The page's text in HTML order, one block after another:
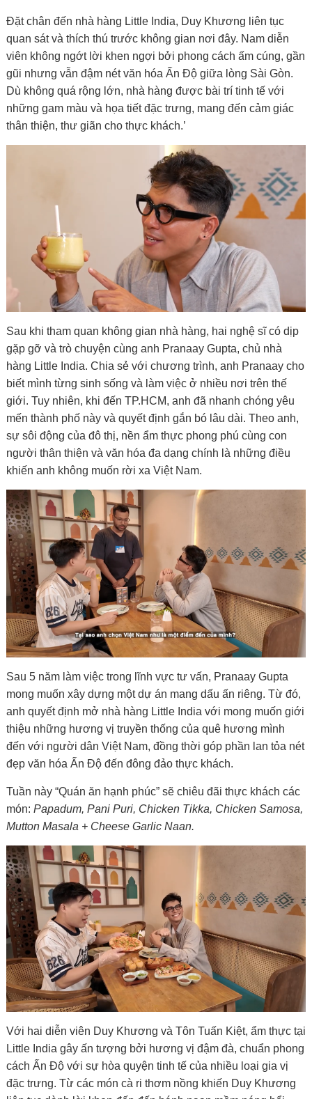
Đặt chân đến nhà hàng Little India, Duy Khương liên tục
quan sát và thích thú trước không gian nơi đây. Nam diễn
viên không ngớt lời khen ngợi bởi phong cách ấm cúng, gần
gũi nhưng vẫn đậm nét văn hóa Ấn Độ giữa lòng Sài Gòn.
Dù không quá rộng lớn, nhà hàng được bài trí tinh tế với
những gam màu và họa tiết đặc trưng, mang đến cảm giác
thân thiện, thư giãn cho thực khách.’
Sau khi tham quan không gian nhà hàng, hai nghệ sĩ có dịp
gặp gỡ và trò chuyện cùng anh Pranaay Gupta, chủ nhà
hàng Little India. Chia sẻ với chương trình, anh Pranaay cho
biết mình từng sinh sống và làm việc ở nhiều nơi trên thế
giới. Tuy nhiên, khi đến TP.HCM, anh đã nhanh chóng yêu
mến thành phố này và quyết định gắn bó lâu dài. Theo anh,
sự sôi động của đô thị, nền ẩm thực phong phú cùng con
người thân thiện và văn hóa đa dạng chính là những điều
khiến anh không muốn rời xa Việt Nam.
Sau 5 năm làm việc trong lĩnh vực tư vấn, Pranaay Gupta
mong muốn xây dựng một dự án mang dấu ấn riêng. Từ đó,
anh quyết định mở nhà hàng Little India với mong muốn giới
thiệu những hương vị truyền thống của quê hương mình
đến với người dân Việt Nam, đồng thời góp phần lan tỏa nét
đẹp văn hóa Ấn Độ đến đông đảo thực khách.
Tuần này “Quán ăn hạnh phúc” sẽ chiêu đãi thực khách các
món: Papadum, Pani Puri, Chicken Tikka, Chicken Samosa,
Mutton Masala + Cheese Garlic Naan.
Với hai diễn viên Duy Khương và Tôn Tuấn Kiệt, ẩm thực tại
Little India gây ấn tượng bởi hương vị đậm đà, chuẩn phong
cách Ấn Độ với sự hòa quyện tinh tế của nhiều loại gia vị
đặc trưng. Từ các món cà ri thơm nồng khiến Duy Khương